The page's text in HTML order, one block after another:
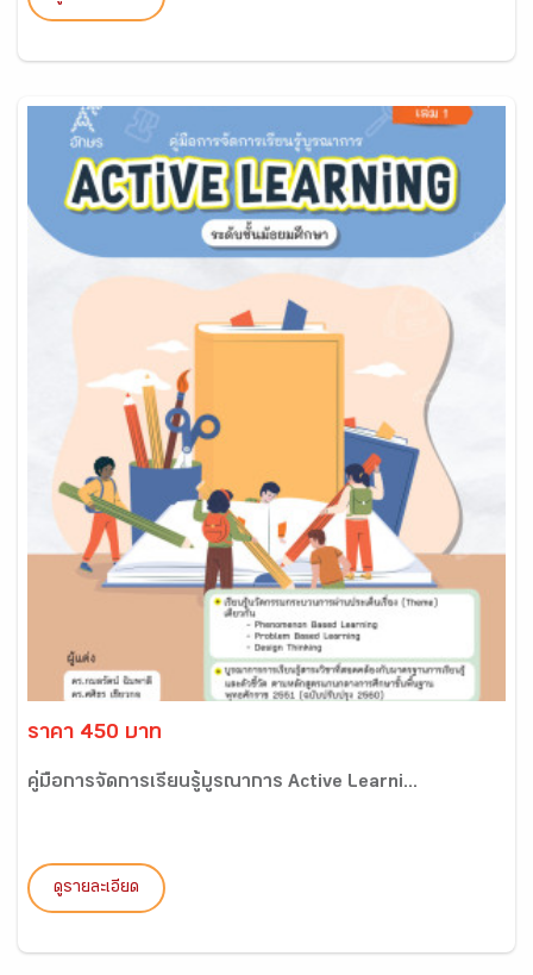
ราคา 450 บาท
คู่มือการจัดการเรียนรู้บูรณาการ Active Learni...
ดูรายละเอียด